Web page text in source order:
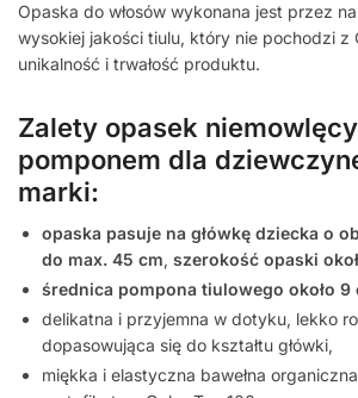
Opaska do włosów wykonana jest przez
wysokiej jakości tiulu, który nie pochodzi z
unikalność i trwałość produktu.
Zalety opasek
pomponem dla
marki:
opaska pasuje na główkę dziecka o
do max. 45 cm, szerokość opaski
średnica pompona tiulowego około 9
delikatna i przyjemna w dotyku, lekko
dopasowująca się do kształtu główki,
miękka i elastyczna bawełna